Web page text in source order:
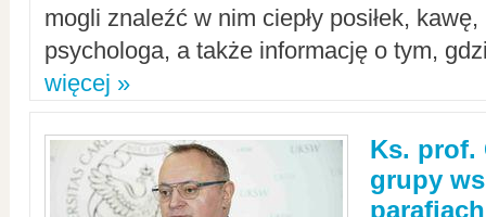
mogli znaleźć w nim ciepły posiłek,
psychologa, a także informację o tym,
więcej »
Ks. prof.
grupy
parafiach